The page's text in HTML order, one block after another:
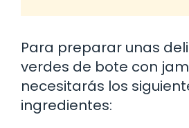
Para preparar unas
verdes de bote con
necesitarás los
ingredientes: